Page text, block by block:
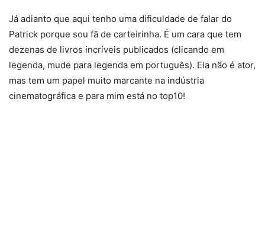
Já adianto que aqui tenho uma dificuldade de falar do
Patrick porque sou fã de carteirinha. É um cara que tem
dezenas de livros incríveis publicados (clicando em
legenda, mude para legenda em português). Ela não é ator,
mas tem um papel muito marcante na indústria
cinematográfica e para mim está no top10!